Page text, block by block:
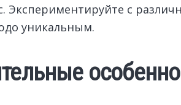
Экспериментируйте с
уникальным.